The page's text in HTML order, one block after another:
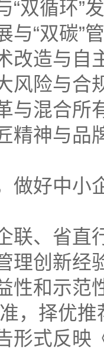
“双循环”
与“双碳”
改造与自
风险与合
与混合所
精神与品
做好中小
联、省直
理创新经
性和示范
，择优推
形式反映